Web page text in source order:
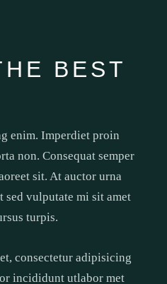
BEST
enim. Imperdiet proin
non. Consequat semper
sit. At auctor urna
sed vulputate mi sit amet
turpis.
consectetur adipisicing
incididunt utlabor met